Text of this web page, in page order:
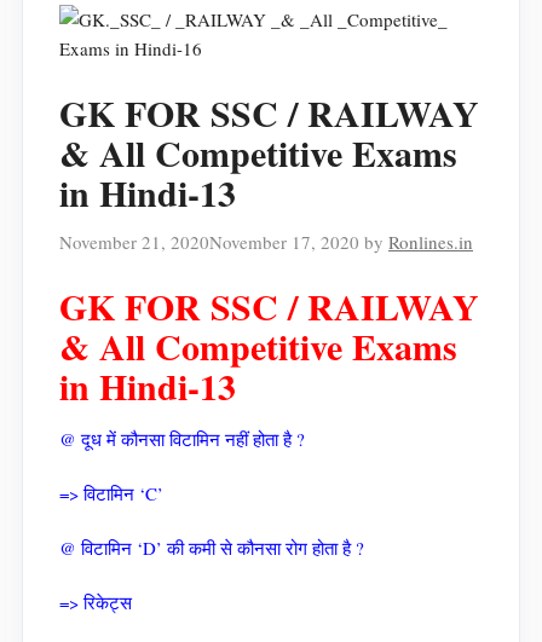
GK FOR SSC / RAILWAY
& All Competitive Exams
in Hindi-13
November 21, 2020November 17, 2020 by Ronlines.in
GK FOR SSC / RAILWAY
& All Competitive Exams
in Hindi-13
@ दूध में कौनसा विटामिन नहीं होता है ?
=> विटामिन ‘C’
@ विटामिन ‘D’ की कमी से कौनसा रोग होता है ?
=> रिकेट्स